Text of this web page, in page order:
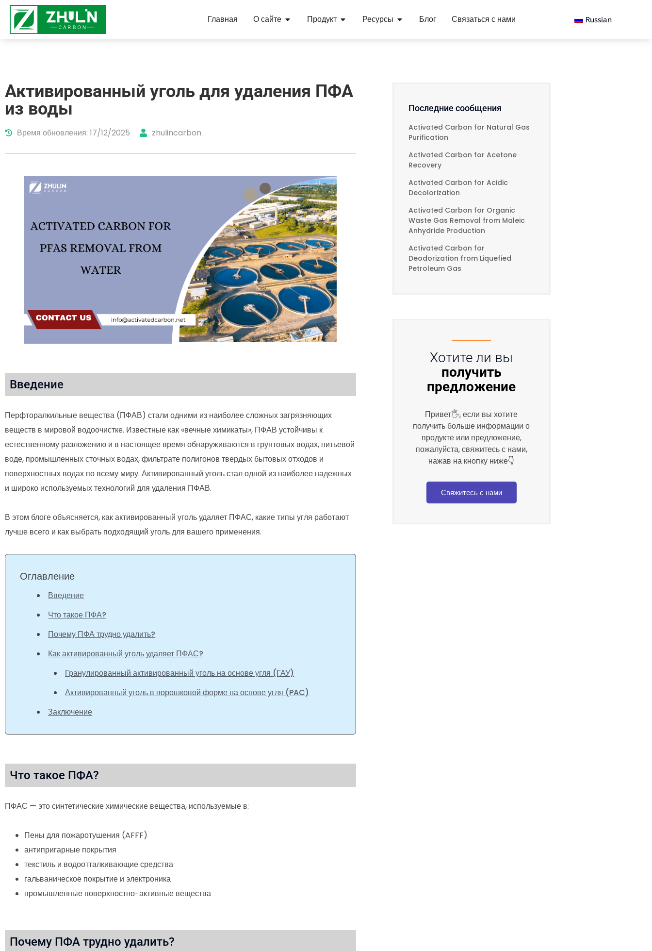
Главная О сайте Продукт Ресурсы Блог Связаться с нами Russian
Активированный уголь для удаления ПФА
из воды
Время обновления: 17/12/2025 zhulincarbon
Введение
Перфторалкильные вещества (ПФАВ) стали одними из наиболее сложных загрязняющих
веществ в мировой водоочистке. Известные как «вечные химикаты», ПФАВ устойчивы к
естественному разложению и в настоящее время обнаруживаются в грунтовых водах, питьевой
воде, промышленных сточных водах, фильтрате полигонов твердых бытовых отходов и
поверхностных водах по всему миру. Активированный уголь стал одной из наиболее надежных
и широко используемых технологий для удаления ПФАВ.
В этом блоге объясняется, как активированный уголь удаляет ПФАС, какие типы угля работают
лучше всего и как выбрать подходящий уголь для вашего применения.
Оглавление
Введение
Что такое ПФА?
Почему ПФА трудно удалить?
Как активированный уголь удаляет ПФАС?
Гранулированный активированный уголь на основе угля (ГАУ)
Активированный уголь в порошковой форме на основе угля (PAC)
Заключение
Что такое ПФА?
ПФАС — это синтетические химические вещества, используемые в:
Пены для пожаротушения (AFFF)
антипригарные покрытия
текстиль и водоотталкивающие средства
гальваническое покрытие и электроника
промышленные поверхностно-активные вещества
Почему ПФА трудно удалить?
Последние сообщения
Activated Carbon for Natural Gas
Purification
Activated Carbon for Acetone
Recovery
Activated Carbon for Acidic
Decolorization
Activated Carbon for Organic
Waste Gas Removal from Maleic
Anhydride Production
Activated Carbon for
Deodorization from Liquefied
Petroleum Gas
Хотите ли вы
получить
предложение
Привет🖐, если вы хотите
получить больше информации о
продукте или предложение,
пожалуйста, свяжитесь с нами,
нажав на кнопку ниже👇
Свяжитесь с нами